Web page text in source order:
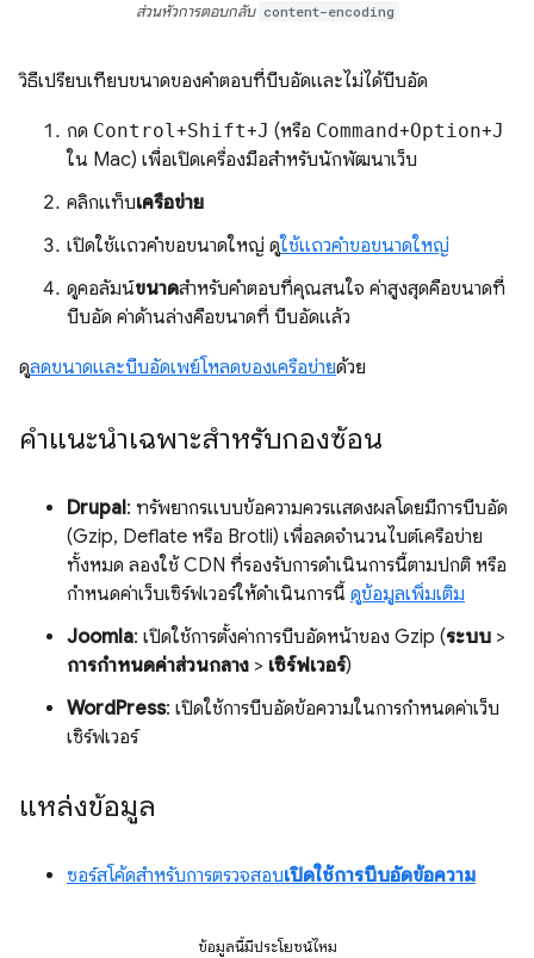
ส่วนหัวการตอบกลับ content-encoding
วิธีเปรียบเทียบขนาดของคำตอบที่บีบอัดและไม่ได้บีบอัด
กด Control+Shift+J (หรือ Command+Option+J
ใน Mac) เพื่อเปิดเครื่องมือสำหรับนักพัฒนาเว็บ
คลิกแท็บเครือข่าย
เปิดใช้แถวคำขอขนาดใหญ่ ดูใช้แถวคำขอขนาดใหญ่
ดูคอลัมน์ขนาดสำหรับคำตอบที่คุณสนใจ ค่าสูงสุดคือขนาดที่
บีบอัด ค่าด้านล่างคือขนาดที่ บีบอัดแล้ว
ดูลดขนาดและบีบอัดเพย์โหลดของเครือข่ายด้วย
คำแนะนำเฉพาะสำหรับกองซ้อน
Drupal: ทรัพยากรแบบข้อความควรแสดงผลโดยมีการบีบอัด
(Gzip, Deflate หรือ Brotli) เพื่อลดจำนวนไบต์เครือข่าย
ทั้งหมด ลองใช้ CDN ที่รองรับการดำเนินการนี้ตามปกติ หรือ
กำหนดค่าเว็บเซิร์ฟเวอร์ให้ดำเนินการนี้ ดูข้อมูลเพิ่มเติม
Joomla: เปิดใช้การตั้งค่าการบีบอัดหน้าของ Gzip (ระบบ >
การกำหนดค่าส่วนกลาง > เซิร์ฟเวอร์)
WordPress: เปิดใช้การบีบอัดข้อความในการกำหนดค่าเว็บ
เซิร์ฟเวอร์
แหล่งข้อมูล
ซอร์สโค้ดสำหรับการตรวจสอบเปิดใช้การบีบอัดข้อความ
ข้อมูลนี้มีประโยชน์ไหม